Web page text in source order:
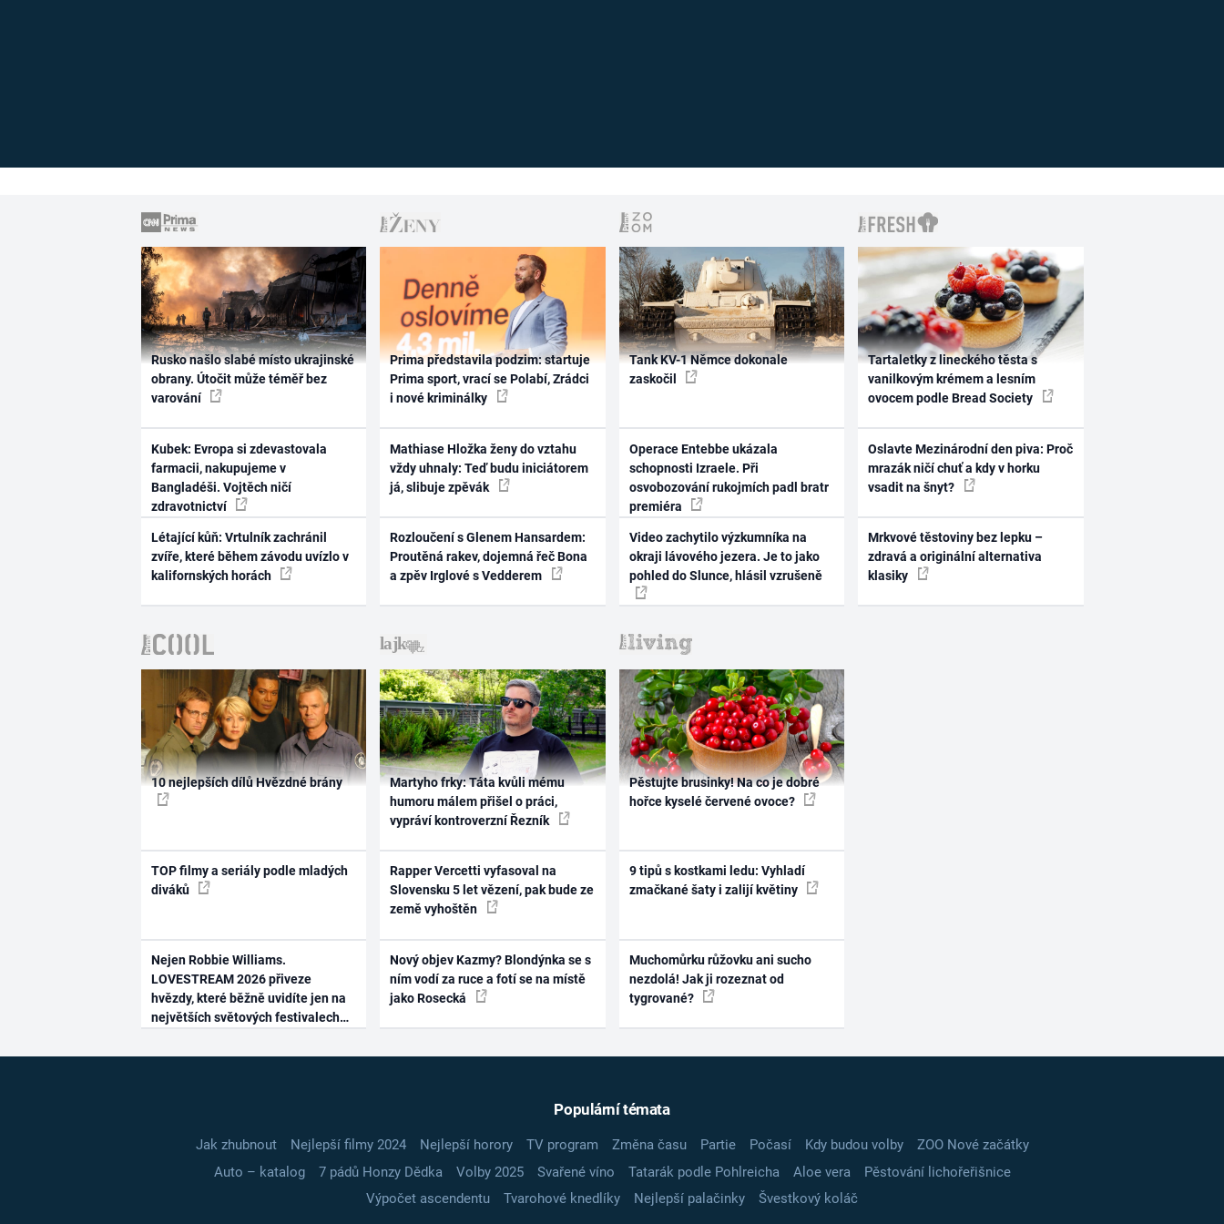
Rusko našlo slabé místo ukrajinské
obrany. Útočit může téměř bez
varování
Kubek: Evropa si zdevastovala
farmacii, nakupujeme v
Bangladéši. Vojtěch ničí
zdravotnictví
Létající kůň: Vrtulník zachránil
zvíře, které během závodu uvízlo v
kalifornských horách
Prima představila podzim: startuje
Prima sport, vrací se Polabí, Zrádci
i nové kriminálky
Mathiase Hložka ženy do vztahu
vždy uhnaly: Teď budu iniciátorem
já, slibuje zpěvák
Rozloučení s Glenem Hansardem:
Proutěná rakev, dojemná řeč Bona
a zpěv Irglové s Vedderem
Tank KV-1 Němce dokonale
zaskočil
Operace Entebbe ukázala
schopnosti Izraele. Při
osvobozování rukojmích padl bratr
premiéra
Video zachytilo výzkumníka na
okraji lávového jezera. Je to jako
pohled do Slunce, hlásil vzrušeně
Tartaletky z lineckého těsta s
vanilkovým krémem a lesním
ovocem podle Bread Society
Oslavte Mezinárodní den piva: Proč
mrazák ničí chuť a kdy v horku
vsadit na šnyt?
Mrkvové těstoviny bez lepku –
zdravá a originální alternativa
klasiky
10 nejlepších dílů Hvězdné brány
TOP filmy a seriály podle mladých
diváků
Nejen Robbie Williams.
LOVESTREAM 2026 přiveze
hvězdy, které běžně uvidíte jen na
největších světových festivalech
Martyho frky: Táta kvůli mému
humoru málem přišel o práci,
vypráví kontroverzní Řezník
Rapper Vercetti vyfasoval na
Slovensku 5 let vězení, pak bude ze
země vyhoštěn
Nový objev Kazmy? Blondýnka se s
ním vodí za ruce a fotí se na místě
jako Rosecká
Pěstujte brusinky! Na co je dobré
hořce kyselé červené ovoce?
9 tipů s kostkami ledu: Vyhladí
zmačkané šaty i zalijí květiny
Muchomůrku růžovku ani sucho
nezdolá! Jak ji rozeznat od
tygrované?
Populární témata
Jak zhubnout Nejlepší filmy 2024 Nejlepší horory TV program Změna času Partie Počasí Kdy budou volby
ZOO Nové začátky
Auto – katalog
7 pádů Honzy Dědka Volby 2025 Svařené víno Tatarák podle Pohlreicha Aloe vera
Pěstování lichořeřišnice
Výpočet ascendentu
Tvarohové knedlíky Nejlepší palačinky Švestkový koláč